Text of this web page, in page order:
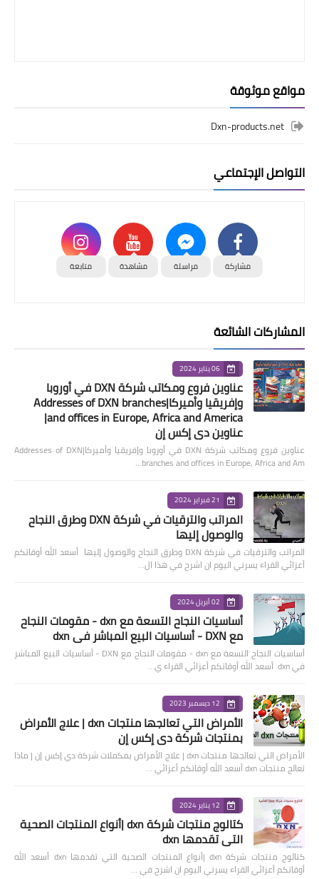
مواقع موثوقة
Dxn-products.net
التواصل الإجتماعي
مشاركة مراسلة مشاهدة متابعة
المشاركات الشائعة
06 يناير 2024
عناوين فروع ومكاتب شركة DXN في أوروبا
وإفريقيا وأميركا|Addresses of DXN branches
and offices in Europe, Africa and America|
عناوين دي إكس إن
عناوين فروع ومكاتب شركة DXN في أوروبا وإفريقيا وأميركا|Addresses of DXN
branches and offices in Europe, Africa and Am…
21 فبراير 2024
المراتب والترقيات في شركة DXN وطرق النجاح
والوصول إليها
المراتب والترقيات في شركة DXN وطرق النجاح والوصول إليها أسعد الله أوقاتكم
أعزائي القراء يسرني اليوم ان اشرح في هذا ال…
02 أبريل 2024
أساسيات النجاح التسعة مع dxn - مقومات النجاح
مع DXN - أساسيات البيع المباشر في dxn
أساسيات النجاح التسعة مع dxn - مقومات النجاح مع DXN - أساسيات البيع المباشر
في dxn أسعد الله أوقاتكم أعزائي القراء ي…
12 ديسمبر 2023
الأمراض التي تعالجها منتجات dxn | علاج الأمراض
بمنتجات شركة دي إكس إن
الأمراض التي تعالجها منتجات dxn | علاج الأمراض بمكملات شركة دي إكس إن | ماذا
تعالج منتجات dxn أسعد الله أوقاتكم أعزائي …
12 يناير 2024
كتالوج منتجات شركة dxn |أنواع المنتجات الصحية
التي تقدمها dxn
كتالوج منتجات شركة dxn |أنواع المنتجات الصحية التي تقدمها dxn أسعد الله
أوقاتكم أعزائي القراء يسرني اليوم ان اشرح في …